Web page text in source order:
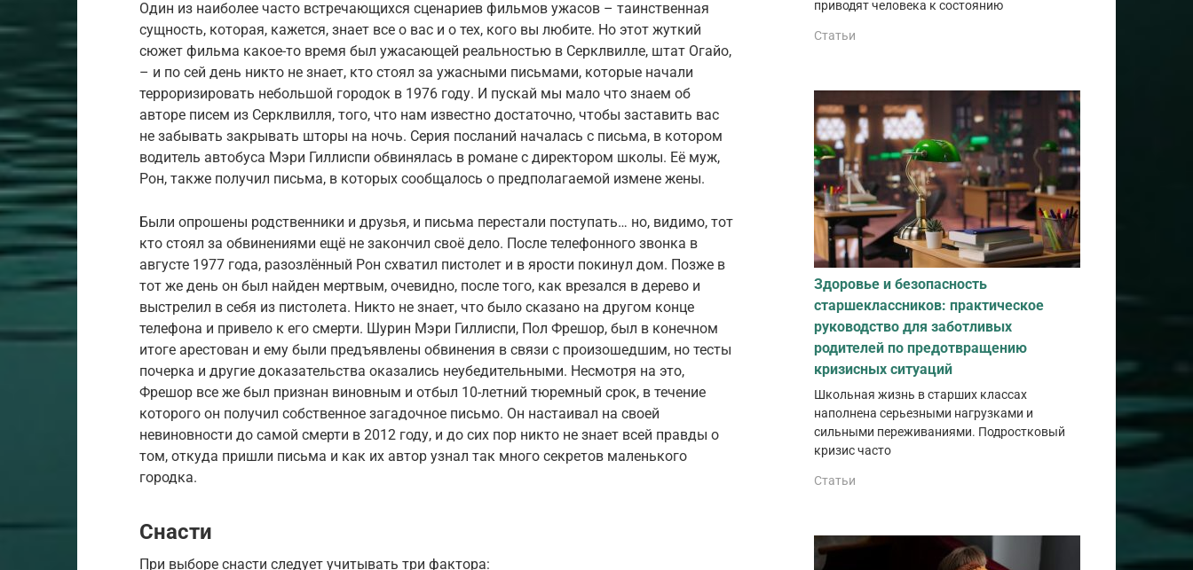
Один из наиболее часто встречающихся сценариев фильмов ужасов – таинственная
сущность, которая, кажется, знает все о вас и о тех, кого вы любите. Но этот жуткий
сюжет фильма какое-то время был ужасающей реальностью в Серклвилле, штат Огайо,
– и по сей день никто не знает, кто стоял за ужасными письмами, которые начали
терроризировать небольшой городок в 1976 году. И пускай мы мало что знаем об
авторе писем из Серклвилля, того, что нам известно достаточно, чтобы заставить вас
не забывать закрывать шторы на ночь. Серия посланий началась с письма, в котором
водитель автобуса Мэри Гиллиспи обвинялась в романе с директором школы. Её муж,
Рон, также получил письма, в которых сообщалось о предполагаемой измене жены.
Были опрошены родственники и друзья, и письма перестали поступать… но, видимо, тот
кто стоял за обвинениями ещё не закончил своё дело. После телефонного звонка в
августе 1977 года, разозлённый Рон схватил пистолет и в ярости покинул дом. Позже в
тот же день он был найден мертвым, очевидно, после того, как врезался в дерево и
выстрелил в себя из пистолета. Никто не знает, что было сказано на другом конце
телефона и привело к его смерти. Шурин Мэри Гиллиспи, Пол Фрешор, был в конечном
итоге арестован и ему были предъявлены обвинения в связи с произошедшим, но тесты
почерка и другие доказательства оказались неубедительными. Несмотря на это,
Фрешор все же был признан виновным и отбыл 10-летний тюремный срок, в течение
которого он получил собственное загадочное письмо. Он настаивал на своей
невиновности до самой смерти в 2012 году, и до сих пор никто не знает всей правды о
том, откуда пришли письма и как их автор узнал так много секретов маленького
городка.
Снасти
При выборе снасти следует учитывать три фактора:
приводят человека к состоянию
Статьи
Здоровье и безопасность
старшеклассников: практическое
руководство для заботливых
родителей по предотвращению
кризисных ситуаций
Школьная жизнь в старших классах
наполнена серьезными нагрузками и
сильными переживаниями. Подростковый
кризис часто
Статьи